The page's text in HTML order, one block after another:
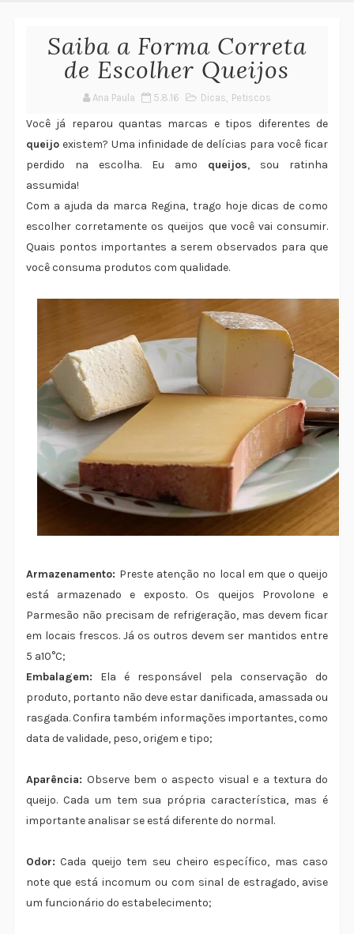
Saiba a Forma Correta
de Escolher Queijos
Ana Paula 5.8.16 Dicas, Petiscos
Você já reparou quantas marcas e tipos diferentes de
queijoexistem? Uma infinidade de delícias para você ficar
perdido na escolha. Eu amo queijos, sou ratinha
assumida!
Com a ajuda da marca Regina, trago hoje dicas de como
escolher corretamente os queijos que você vai consumir.
Quais pontos importantes a serem observados para que
você consuma produtos com qualidade.
Armazenamento: Preste atenção no local em que o queijo
está armazenado e exposto. Os queijos Provolone e
Parmesão não precisam de refrigeração, mas devem ficar
em locais frescos. Já os outros devem ser mantidos entre
5 a10°C;
Embalagem: Ela é responsável pela conservação do
produto, portanto não deve estar danificada, amassada ou
rasgada. Confira também informações importantes, como
data de validade, peso, origem e tipo;
Aparência: Observe bem o aspecto visual e a textura do
queijo. Cada um tem sua própria característica, mas é
importante analisar se está diferente do normal.
Odor: Cada queijo tem seu cheiro específico, mas caso
note que está incomum ou com sinal de estragado, avise
um funcionário do estabelecimento;